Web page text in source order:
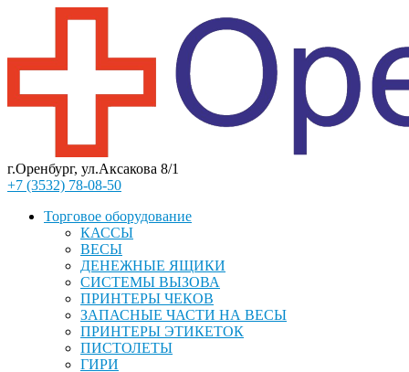
г.Оренбург, ул.Аксакова 8/1
+7 (3532) 78-08-50
Торговое оборудование
КАССЫ
ВЕСЫ
ДЕНЕЖНЫЕ ЯЩИКИ
СИСТЕМЫ ВЫЗОВА
ПРИНТЕРЫ ЧЕКОВ
ЗАПАСНЫЕ ЧАСТИ НА ВЕСЫ
ПРИНТЕРЫ ЭТИКЕТОК
ПИСТОЛЕТЫ
ГИРИ